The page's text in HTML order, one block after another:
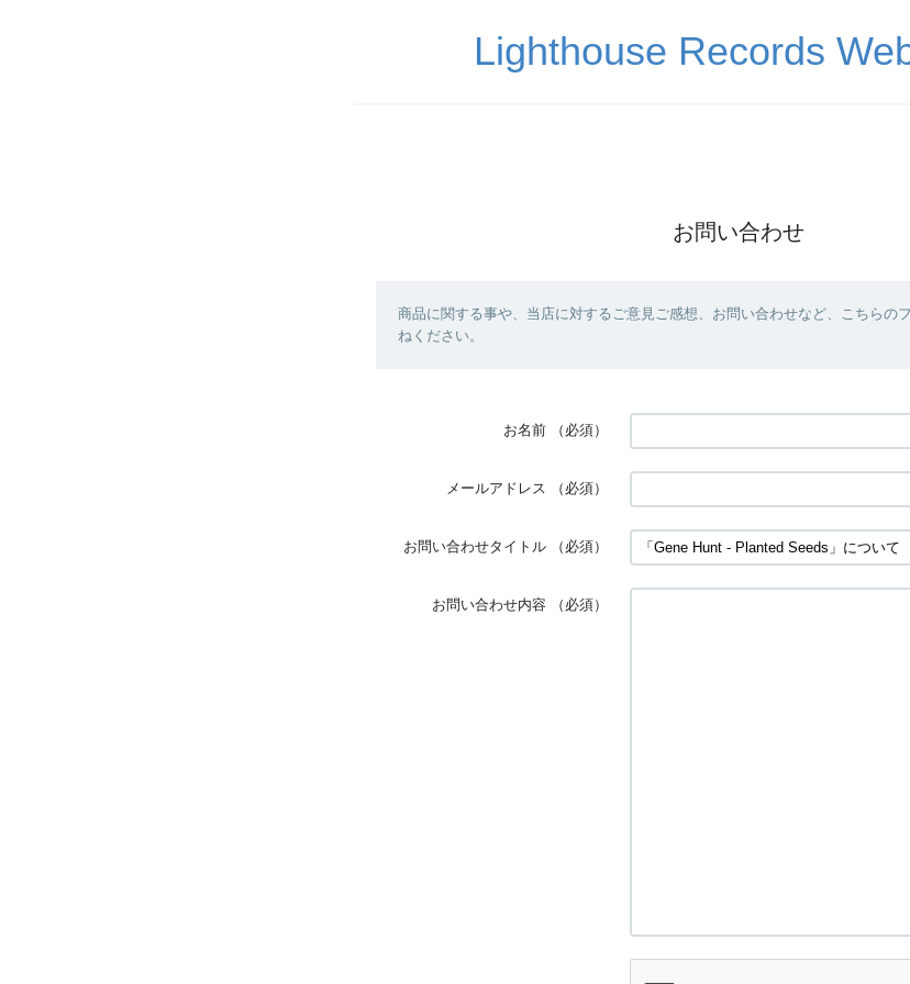
Lighthouse Records
お問い合わせ
商品に関する事や、当店に対するご意見ご感想、お問い合わせなど、こちらの
ねください。
お名前 （必須）
メールアドレス （必須）
お問い合わせタイトル （必須）
お問い合わせ内容 （必須）